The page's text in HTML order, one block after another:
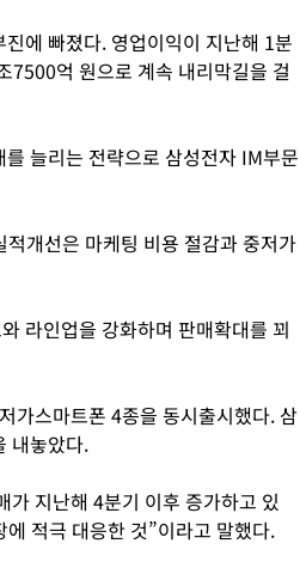
에 빠졌다. 영업이익이 지난해 1분
억 원으로 계속 내리막길을 걸
늘리는 전략으로 삼성전자 IM부문
개선은 마케팅 비용 절감과 중저가
라인업을 강화하며 판매확대를 꾀
가스마트폰 4종을 동시출시했다. 삼
내놓았다.
가 지난해 4분기 이후 증가하고 있
적극 대응한 것”이라고 말했다.